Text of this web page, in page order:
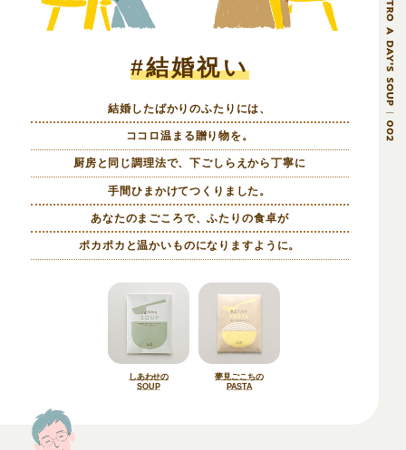
#結婚祝い
結婚したばかりのふたりには、
ココロ温まる贈り物を。
厨房と同じ調理法で、下ごしらえから丁寧に
手間ひまかけてつくりました。
あなたのまごころで、ふたりの食卓が
ポカポカと温かいものになりますように。
しあわせの
SOUP
夢見ごこちの
PASTA